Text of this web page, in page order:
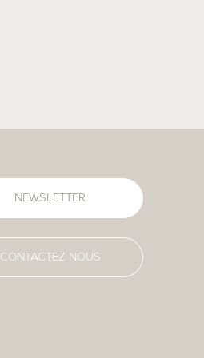
NEWSLETTER
CONTACTEZ NOUS